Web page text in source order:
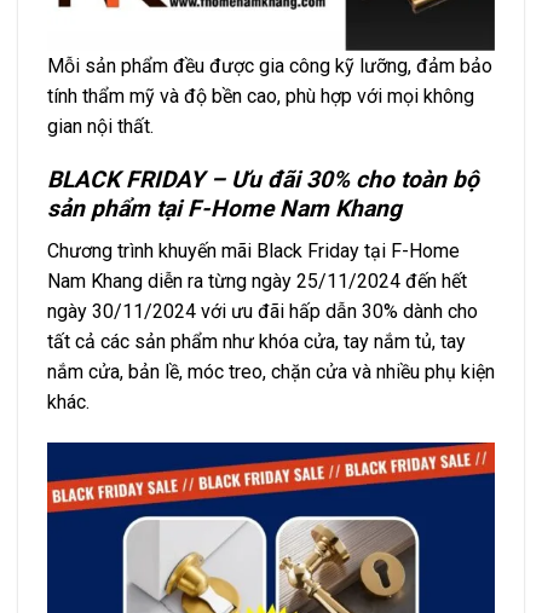
Mỗi sản phẩm đều được gia công kỹ lưỡng, đảm bảo
tính thẩm mỹ và độ bền cao, phù hợp với mọi không
gian nội thất.
BLACK FRIDAY – Ưu đãi 30% cho toàn bộ
sản phẩm tại F-Home Nam Khang
Chương trình khuyến mãi Black Friday tại F-Home
Nam Khang diễn ra từng ngày 25/11/2024 đến hết
ngày 30/11/2024 với ưu đãi hấp dẫn 30% dành cho
tất cả các sản phẩm như khóa cửa, tay nắm tủ, tay
nắm cửa, bản lề, móc treo, chặn cửa và nhiều phụ kiện
khác.